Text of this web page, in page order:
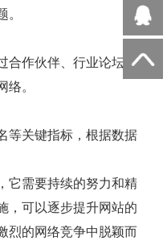
合作伙伴、行业论坛等
。
等关键指标，根据数据
它需要持续的努力和精
，可以逐步提升网站的
烈的网络竞争中脱颖而